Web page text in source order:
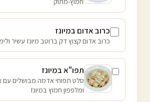
כרוב אדום במיונז
כרוב אדום קצוץ דק ברוטב מיונז עשיר
תפו"א במיונז
סלט תפוחי אדמה מבושלים עם
ומלפפון חמוץ במיונז